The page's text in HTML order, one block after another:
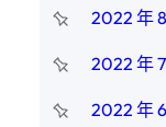
2022 年
2022 年 7
2022 年